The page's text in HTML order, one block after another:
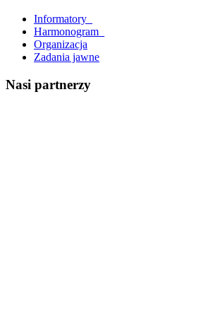
Informatory_
Harmonogram_
Organizacja
Zadania jawne
Nasi partnerzy